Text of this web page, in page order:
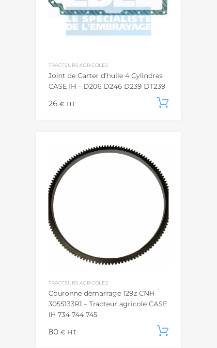
TRACTEURS AGRICOLES
Joint de Carter d’huile 4 Cylindres
CASE IH – D206 D246 D239 DT239
26 € HT
TRACTEURS AGRICOLES
Couronne démarrage 129z CNH
3055133R1 – Tracteur agricole CASE
IH 734 744 745
80 € HT